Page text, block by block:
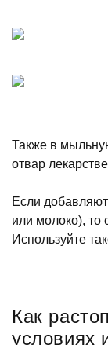
Также в
отвар
Если
или молоко), то
Используйте
Как
условиях